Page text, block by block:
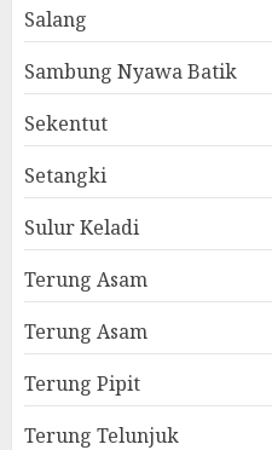
Salang
Sambung Nyawa Batik
Sekentut
Setangki
Sulur Keladi
Terung Asam
Terung Asam
Terung Pipit
Terung Telunjuk